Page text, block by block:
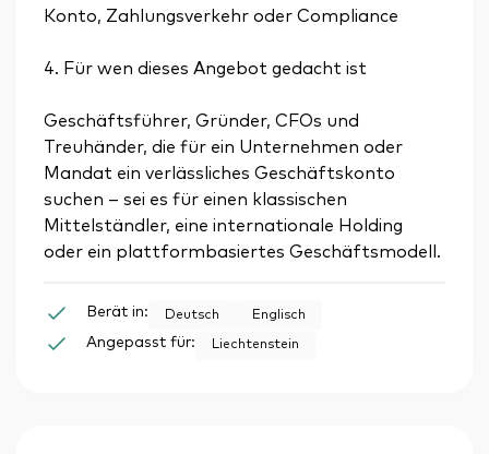
Konto, Zahlungsverkehr oder Compliance
4. Für wen dieses Angebot gedacht ist
Geschäftsführer, Gründer, CFOs und
Treuhänder, die für ein Unternehmen oder
Mandat ein verlässliches Geschäftskonto
suchen – sei es für einen klassischen
Mittelständler, eine internationale Holding
oder ein plattformbasiertes Geschäftsmodell.
Berät in: Deutsch Englisch
Angepasst für: Liechtenstein